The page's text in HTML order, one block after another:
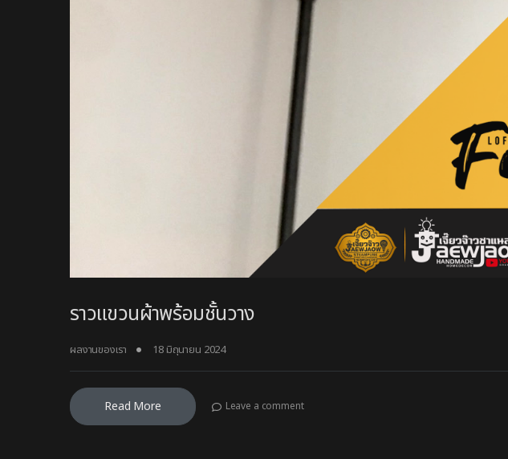
ราวแขวนผ้าพร้อมชั้นวาง
ผลงานของเรา 18 มิถุนายน 2024
Read More Leave a comment